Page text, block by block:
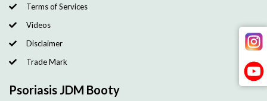
Terms of Services
Videos
Disclaimer
Trade Mark
Psoriasis JDM Booty